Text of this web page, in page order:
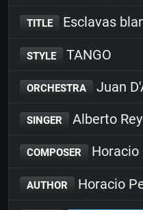
TITLE Esclavas
STYLE TANGO
ORCHESTRA Juan
SINGER Alberto
COMPOSER
AUTHOR Horacio